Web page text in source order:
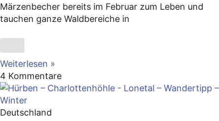
Märzenbecher bereits im Februar zum Leben und
tauchen ganze Waldbereiche in
Weiterlesen »
4 Kommentare
Deutschland